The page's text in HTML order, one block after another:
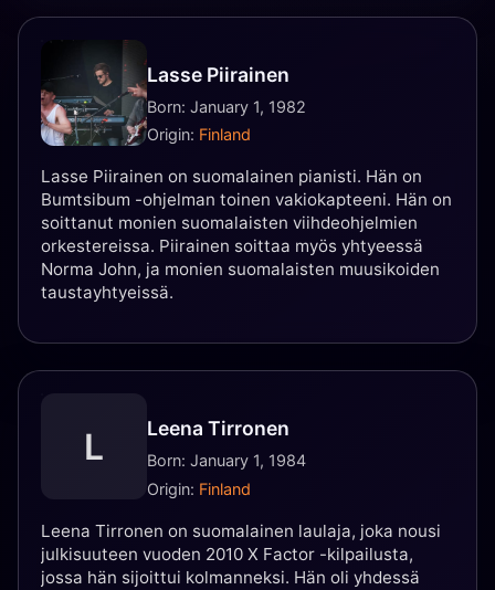
Lasse Piirainen
Born: January 1, 1982
Origin: Finland
Lasse Piirainen on suomalainen pianisti. Hän on
Bumtsibum -ohjelman toinen vakiokapteeni. Hän on
soittanut monien suomalaisten viihdeohjelmien
orkestereissa. Piirainen soittaa myös yhtyeessä
Norma John, ja monien suomalaisten muusikoiden
taustayhtyeissä.
L Leena Tirronen
Born: January 1, 1984
Origin: Finland
Leena Tirronen on suomalainen laulaja, joka nousi
julkisuuteen vuoden 2010 X Factor -kilpailusta,
jossa hän sijoittui kolmanneksi. Hän oli yhdessä